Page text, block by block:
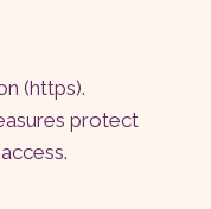
(https).
protect